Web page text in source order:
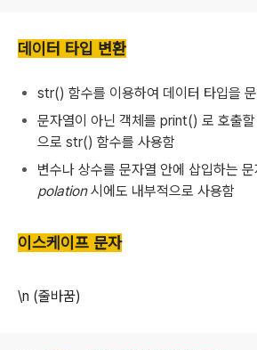
데이터 타입 변환
str() 함수를 이용하여 데이터 타입을
문자열이 아닌 객체를 print() 로 호출
으로 str() 함수를 사용함
변수나 상수를 문자열 안에 삽입하는
polation시에도 내부적으로 사용함
이스케이프 문자
\n (줄바꿈)